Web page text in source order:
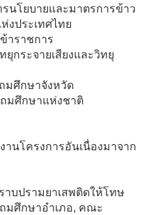
นโยบายและมาตรการข้าว
งประเทศไทย
าราชการ
กระจายเสียงและวิทยุ
มศึกษาจังหวัด
มศึกษาแห่งชาติ
นโครงการอันเนื่องมาจาก
บปรามยาเสพติดให้โทษ
มศึกษาอำเภอ, คณะ